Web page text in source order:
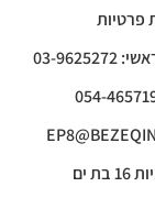
פרטיות
9625272
בת ים